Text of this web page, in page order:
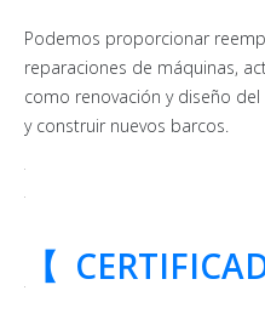
Podemos proporcionar
reparaciones de máquinas,
como renovación y diseño del
y construir nuevos barcos.
【